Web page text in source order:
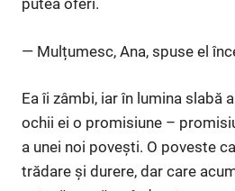
putea oferi.
— Mulțumesc, Ana, spuse el
Ea îi zâmbi, iar în lumina slabă
ochii ei o promisiune –
a unei noi povești. O poveste
trădare și durere, dar care